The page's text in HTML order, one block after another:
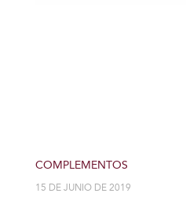
15 DE JUNIO DE 2019
COMPLEMENTOS